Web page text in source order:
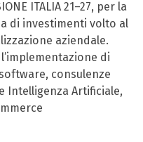
ITALIA 21–27, per la
di investimenti volto al
aziendale.
di
consulenze
Intelligenza Artificiale,